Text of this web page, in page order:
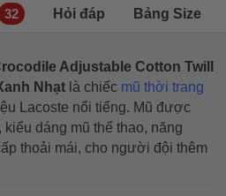
32 Hỏi đáp Bảng Size
Adjustable Cotton Twill
Nhạt là chiếc mũ thời trang
Lacoste nổi tiếng. Mũ được
dáng mũ thể thao, năng
thoải mái, cho người đội thêm